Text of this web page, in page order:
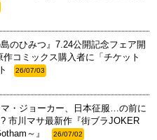
のひみつ』7.24公開記念フェア開
コミックス購入者に「チケット
26/07/03
マ・ジョーカー、日本征服…の前に
市川マサ最新作『街ブラJOKER
～』
26/07/02